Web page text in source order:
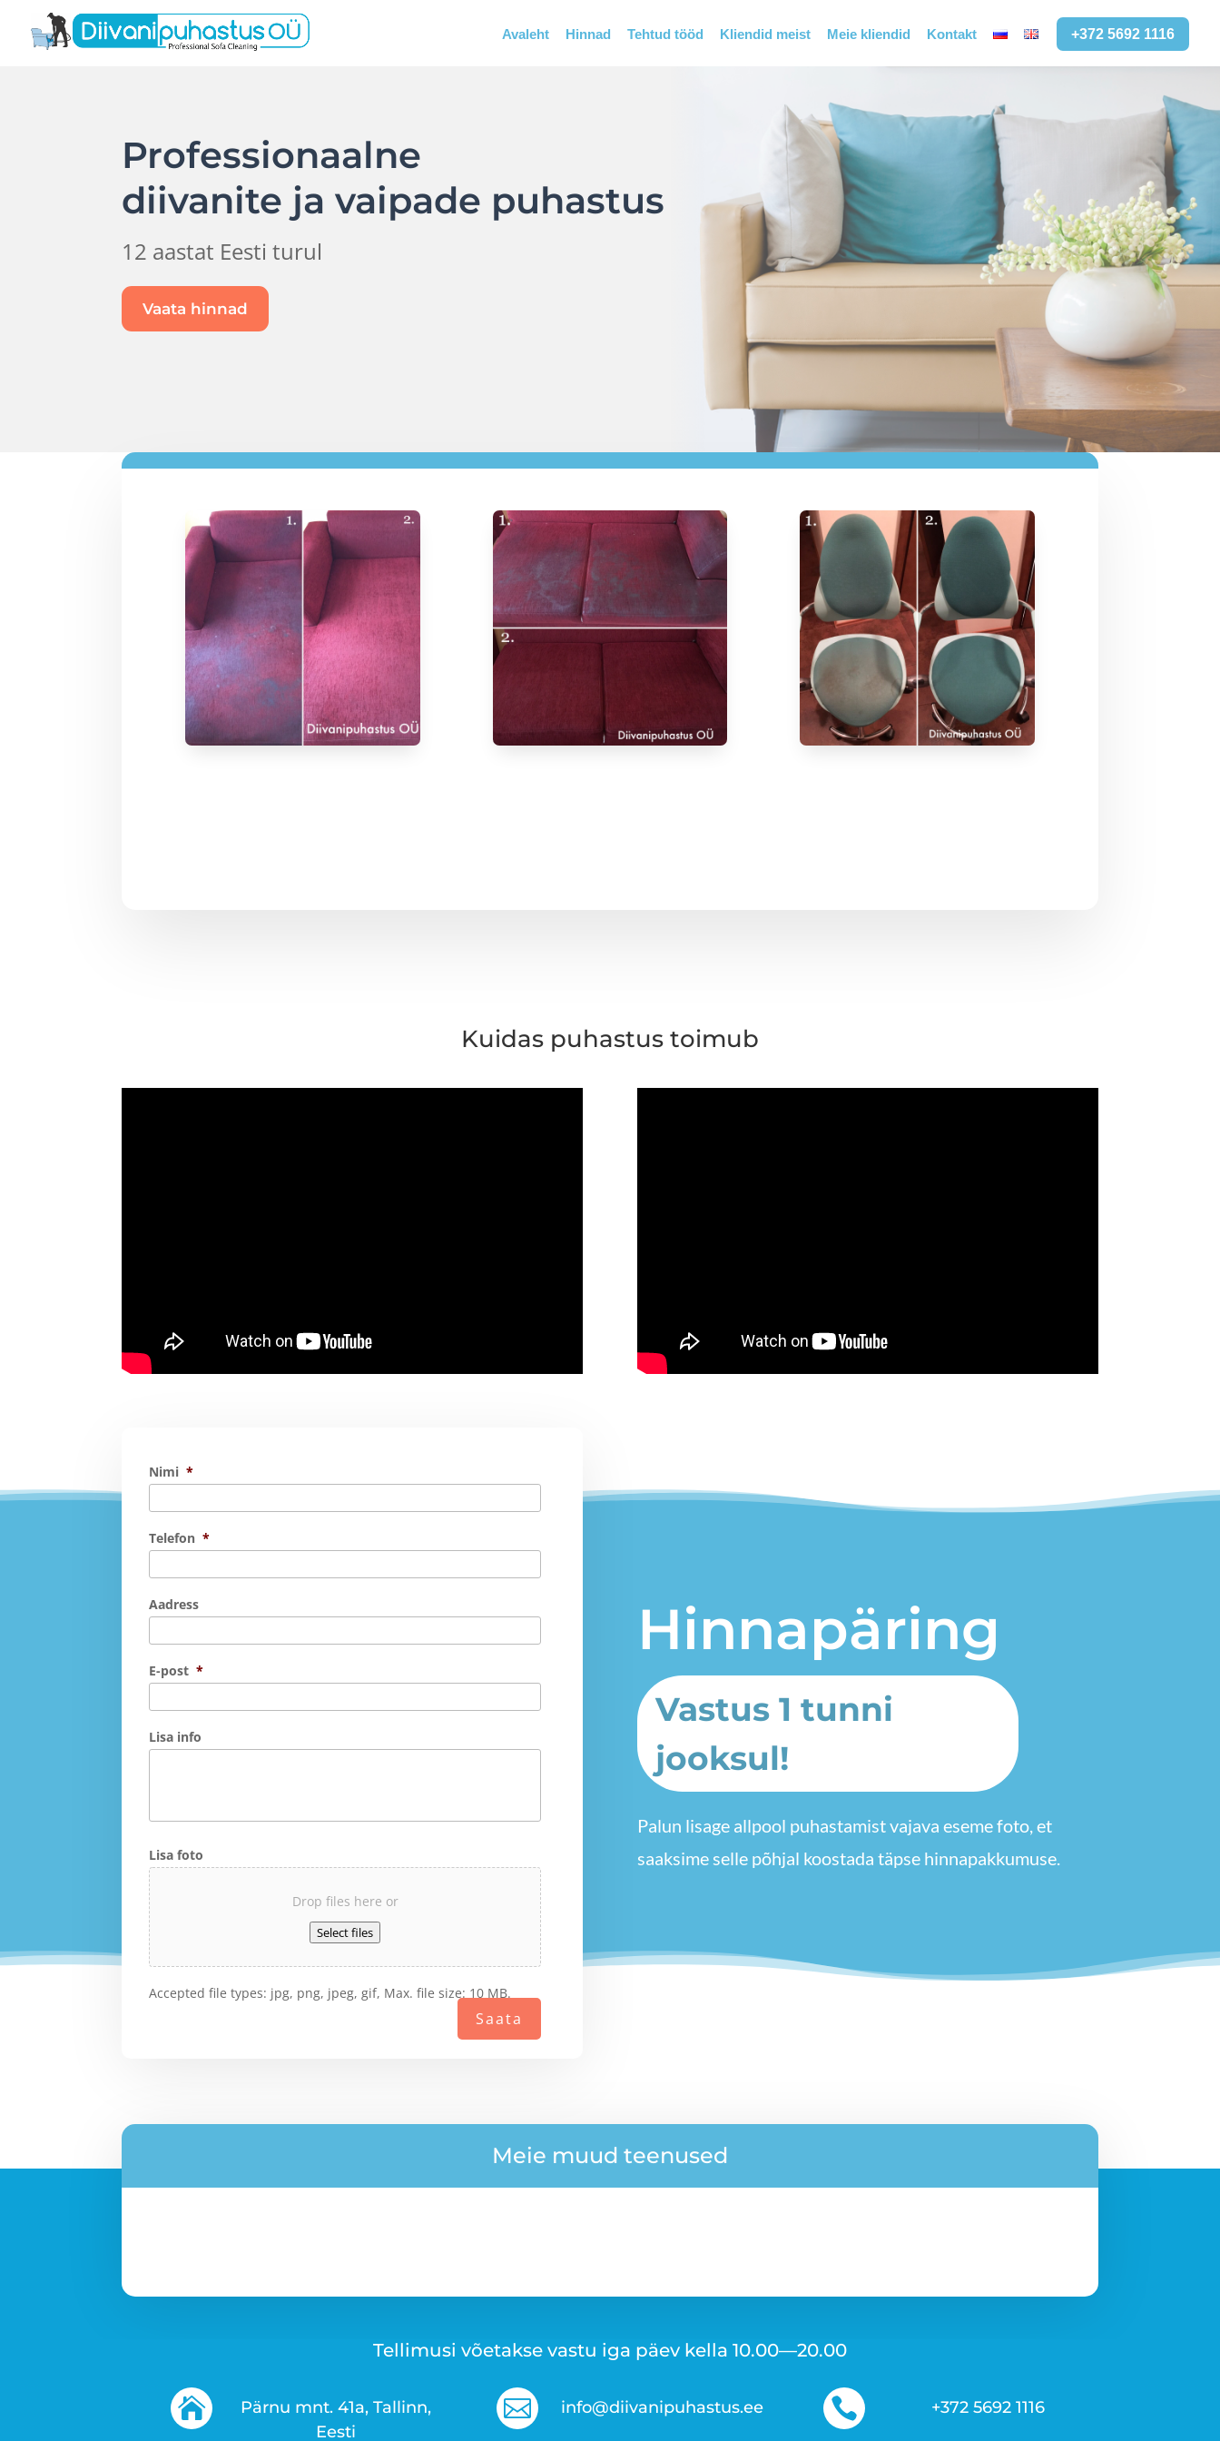
Avaleht Hinnad Tehtud tööd Kliendid meist Meie kliendid Kontakt +372 5692 1116
Professionaalne
diivanite ja vaipade puhastus
12 aastat Eesti turul
Vaata hinnad
Kuidas puhastus toimub
Nimi *
Telefon *
Aadress
E-post *
Lisa info
Lisa foto
Drop files here or
Select files
Accepted file types: jpg, png, jpeg, gif, Max. file size: 10 MB.
Hinnapäring
Vastus 1 tunni
jooksul!
Palun lisage allpool puhastamist vajava eseme foto, et
saaksime selle põhjal koostada täpse hinnapakkumuse.
Meie muud teenused
Tellimusi võetakse vastu iga päev kella 10.00—20.00

Pärnu mnt. 41a, Tallinn,
Eesti
 info@diivanipuhastus.ee  +372 5692 1116